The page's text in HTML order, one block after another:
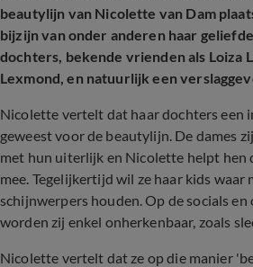
beautylijn van Nicolette van Dam
bijzijn van onder anderen haar
dochters, bekende vrienden als Loiza
Lexmond, en natuurlijk een
Nicolette vertelt dat haar dochters een
geweest voor de beautylijn. De dames
met hun uiterlijk en Nicolette helpt hen
mee. Tegelijkertijd wil ze haar kids waar
schijnwerpers houden. Op de socials
worden zij enkel onherkenbaar, zoals
Nicolette vertelt dat ze op die manier